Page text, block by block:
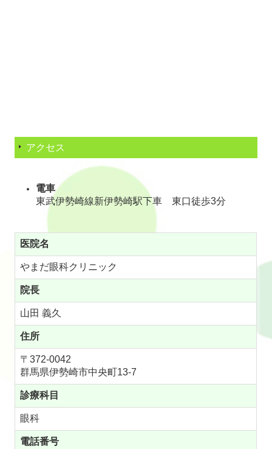
アクセス
電車
東武伊勢崎線新伊勢崎駅下車 東口徒歩3分
医院名
やまだ眼科クリニック
院長
山田 義久
住所
〒372-0042
群馬県伊勢崎市中央町13-7
診療科目
眼科
電話番号